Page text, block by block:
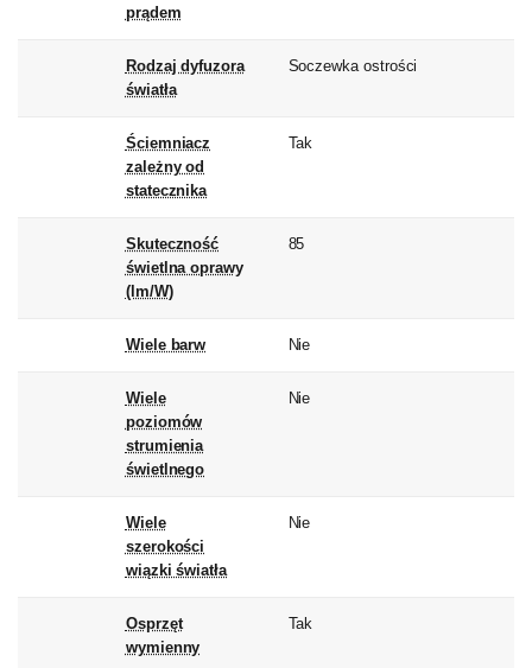
prądem
Rodzaj dyfuzora
światła
Soczewka ostrości
Ściemniacz
zależny od
statecznika
Tak
Skuteczność
świetlna oprawy
(lm/W)
85
Wiele barw Nie
Wiele
poziomów
strumienia
świetlnego
Nie
Wiele
szerokości
wiązki światła
Nie
Osprzęt
wymienny
Tak